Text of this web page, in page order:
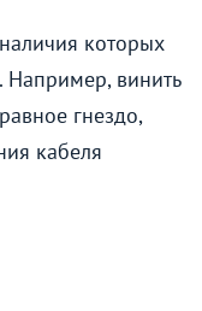
которых
Например, винить
гнездо,
кабеля